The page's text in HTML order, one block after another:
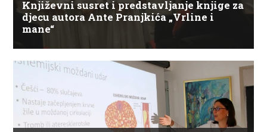
Književni susret i predstavljanje knjige za
djecu autora Ante Pranjkića „Vrline i
mane“